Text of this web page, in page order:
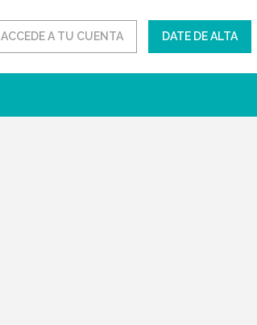
ACCEDE A TU CUENTA DATE DE ALTA